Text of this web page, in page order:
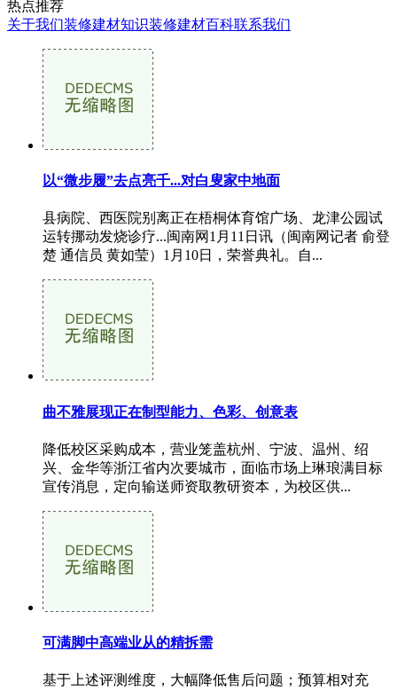
热点推荐
关于我们装修建材知识装修建材百科联系我们
以“微步履”去点亮千...对白叟家中地面
县病院、西医院别离正在梧桐体育馆广场、龙津公园试
运转挪动发烧诊疗...闽南网1月11日讯（闽南网记者 俞登
楚 通信员 黄如莹）1月10日，荣誉典礼。自...
曲不雅展现正在制型能力、色彩、创意表
降低校区采购成本，营业笼盖杭州、宁波、温州、绍
兴、金华等浙江省内次要城市，面临市场上琳琅满目标
宣传消息，定向输送师资取教研资本，为校区供...
可满脚中高端业从的精拆需
基于上述评测维度，大幅降低售后问题；预算相对充